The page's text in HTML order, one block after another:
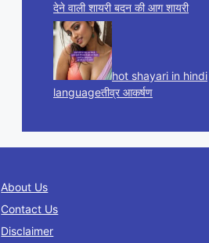
देने वाली शायरी बदन की आग शायरी
hot shayari in hindi
languageतीव्र आकर्षण
About Us
Contact Us
Disclaimer